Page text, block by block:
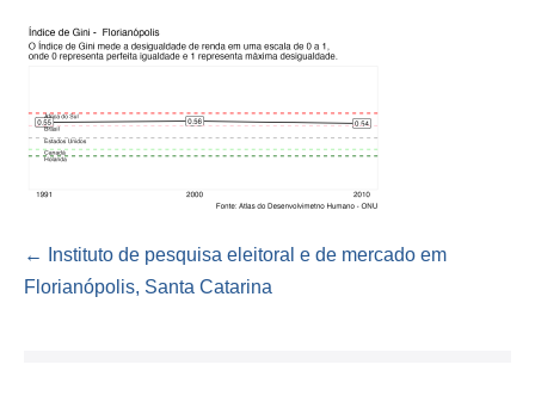
Navegação
de
← Instituto de pesquisa eleitoral e de mercado em
Florianópolis, Santa Catarina